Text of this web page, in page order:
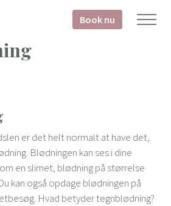
Book nu
er det helt normalt at have det,
Blødningen kan ses i dine
en slimet, blødning på størrelse
kan også opdage blødningen på
Hvad betyder tegnblødning?